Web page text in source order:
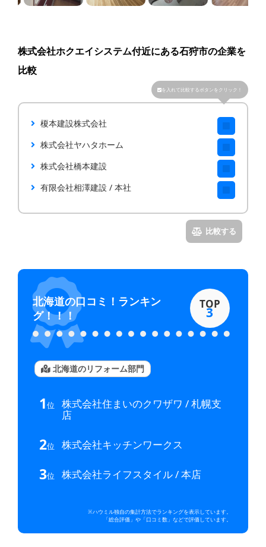
株式会社ホクエイシステム付近にある石狩市の企業を
比較
を入れて比較するボタンをクリック！
榎本建設株式会社
株式会社ヤハタホーム
株式会社橋本建設
有限会社相澤建設 / 本社
北海道の口コミ！ランキン
グ！！！
TOP
3
北海道のリフォーム部門
1位
株式会社住まいのクワザワ / 札幌支
店
2位 株式会社キッチンワークス
3位 株式会社ライフスタイル / 本店
※ハウミル独自の集計方法でランキングを表示しています。
「総合評価」や「口コミ数」などで評価しています。